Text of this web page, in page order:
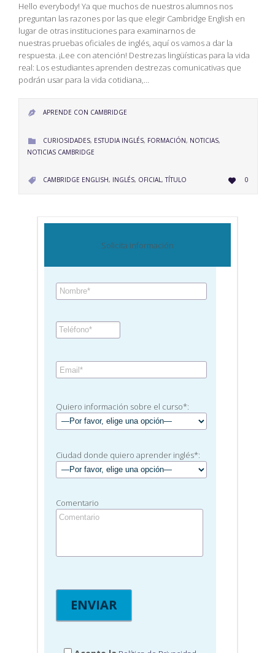
Hello everybody! Ya que muchos de nuestros alumnos nos
preguntan las razones por las que elegir Cambridge English en
lugar de otras instituciones para examinarnos de
nuestras pruebas oficiales de inglés, aquí os vamos a dar la
respuesta. ¡Lee con atención! Destrezas lingüísticas para la vida
real: Los estudiantes aprenden destrezas comunicativas que
podrán usar para la vida cotidiana,…
 APRENDE CON CAMBRIDGE
 CATEGORY
CURIOSIDADES, ESTUDIA INGLÉS, FORMACIÓN, NOTICIAS,
NOTICIAS CAMBRIDGE
 CATEGORY
CAMBRIDGE ENGLISH, INGLÉS, OFICIAL,TÍTULO  LOVE
IT0
Solicita información
Quiero información sobre el curso*:
Ciudad donde quiero aprender inglés*:
Comentario